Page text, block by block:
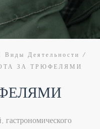
Деятельности
ЗА ТРЮФЕЛЯМИ